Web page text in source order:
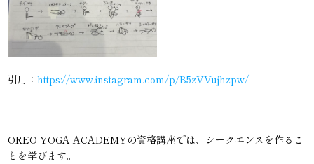
引用：https://www.instagram.com/p/B5zVVujhzpw/
OREO YOGA ACADEMYの資格講座では、シークエンスを作るこ
とを学びます。